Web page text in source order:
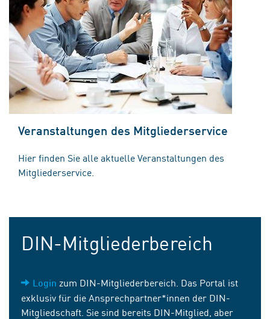
Veranstaltungen des Mitgliederservice
Hier finden Sie alle aktuelle Veranstaltungen des
Mitgliederservice.
DIN-Mitgliederbereich
Login zum DIN-Mitgliederbereich. Das Portal ist
exklusiv für die Ansprechpartner*innen der DIN-
Mitgliedschaft. Sie sind bereits DIN-Mitglied, aber